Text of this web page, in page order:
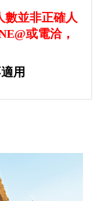
數並非正確人
或電洽，
用